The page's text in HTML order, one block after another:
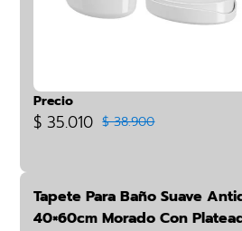
Precio
$ 35.010 $ 38.900
Tapete Para Baño Suave
40×60cm Morado Con